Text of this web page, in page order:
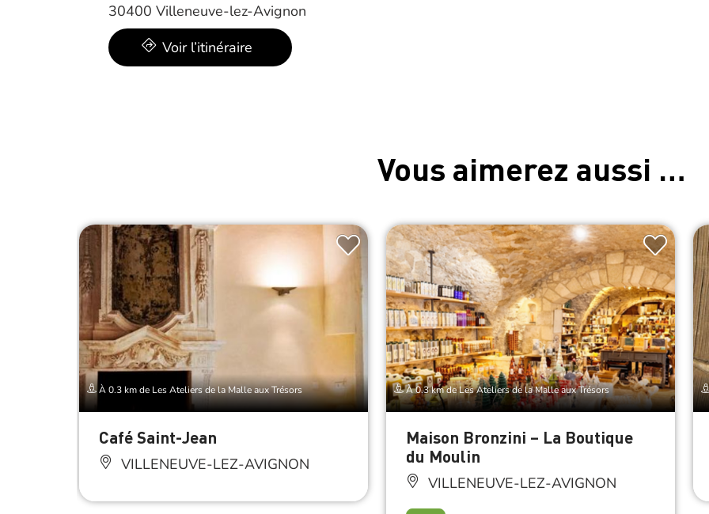
30400 Villeneuve-lez-Avignon
Voir l’itinéraire
Vous aimerez aussi …
À 0.3 km de Les Ateliers de la Malle aux Trésors
Café Saint-Jean
VILLENEUVE-LEZ-AVIGNON
À 0.3 km de Les Ateliers de la Malle aux Trésors
Maison Bronzini – La Boutique
du Moulin
VILLENEUVE-LEZ-AVIGNON